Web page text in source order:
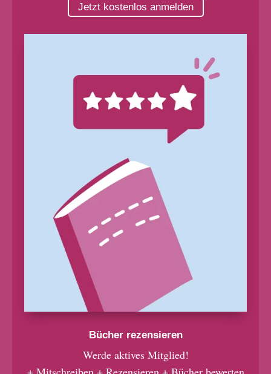
Jetzt kostenlos anmelden
Bücher rezensieren
Werde aktives Mitglied!